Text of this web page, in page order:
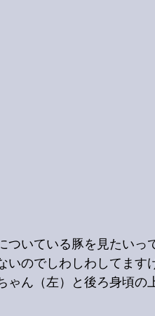
ついている豚を見たい
いのでしわしわしてます
ゃん（左）と後ろ身頃の